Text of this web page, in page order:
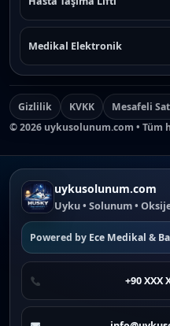
Medikal Elektronik
Gizlilik KVKK Mesafeli
©2026 uykusolunum.com • Tüm
uykusolunum.com
Uyku • Solunum •
Powered by Ece Medikal &
+90 XXX